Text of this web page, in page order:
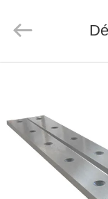
MAISON
PRODUITS
Co.，
Reserved.